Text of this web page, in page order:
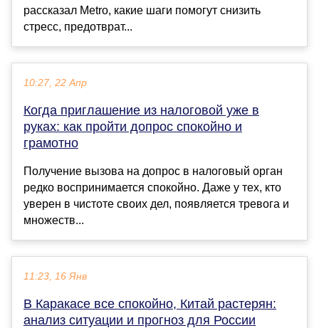
рассказал Metro, какие шаги помогут снизить
стресс, предотврат...
10:27, 22 Апр
Когда приглашение из налоговой уже в
руках: как пройти допрос спокойно и
грамотно
Получение вызова на допрос в налоговый орган
редко воспринимается спокойно. Даже у тех, кто
уверен в чистоте своих дел, появляется тревога и
множеств...
11:23, 16 Янв
В Каракасе все спокойно, Китай растерян:
анализ ситуации и прогноз для России